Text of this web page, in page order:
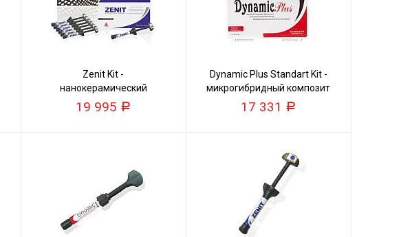
Zenit Kit -
нанокерамический
композит
19 995 Р
Dynamic Plus Standart Kit -
микрогибридный композит
17 331 Р